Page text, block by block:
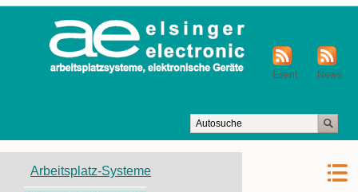
News
Event
überspringen
Arbeitsplatz-Systeme